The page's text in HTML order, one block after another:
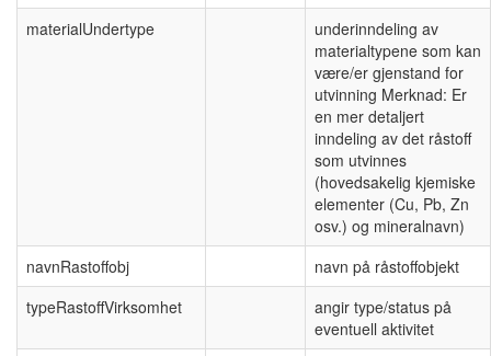
materialUndertype
underinndeling av
materialtypene som kan
være/er gjenstand for
utvinning Merknad: Er
en mer detaljert
inndeling av det råstoff
som utvinnes
(hovedsakelig kjemiske
elementer (Cu, Pb, Zn
osv.) og mineralnavn)
navnRastoffobj
navn på råstoffobjekt
typeRastoffVirksomhet
angir type/status på
eventuell aktivitet